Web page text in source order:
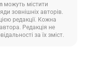
можуть містити
зовнішніх авторів.
редакції. Кожна
Редакція не
за їх зміст.